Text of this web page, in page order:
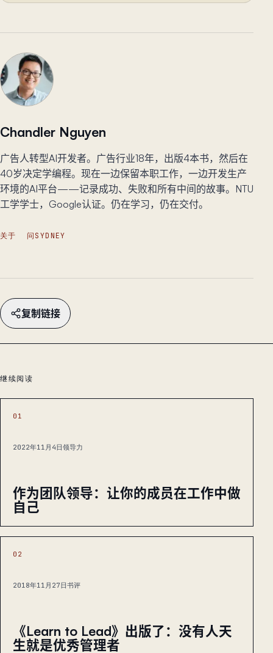
Chandler Nguyen
广告人转型AI开发者。广告行业18年，出版4本书，然后在
40岁决定学编程。现在一边保留本职工作，一边开发生产
环境的AI平台——记录成功、失败和所有中间的故事。NTU
工学学士，Google认证。仍在学习，仍在交付。
关于 问SYDNEY
复制链接
继续阅读
01
2022年11月4日领导力
作为团队领导：让你的成员在工作中做
自己
02
2018年11月27日书评
《Learn to Lead》出版了：没有人天
生就是优秀管理者